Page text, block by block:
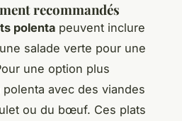
recommandés
polenta peuvent inclure
salade verte pour une
une option plus
avec des viandes
ou du bœuf. Ces plats